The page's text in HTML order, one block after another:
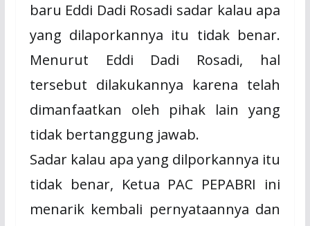
baru Eddi Dadi Rosadi sadar kalau apa
yang dilaporkannya itu tidak benar.
Menurut Eddi Dadi Rosadi, hal
tersebut dilakukannya karena telah
dimanfaatkan oleh pihak lain yang
tidak bertanggung jawab.
Sadar kalau apa yang dilporkannya itu
tidak benar, Ketua PAC PEPABRI ini
menarik kembali pernyataannya dan